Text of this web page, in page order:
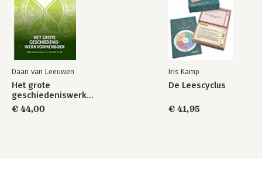
Bronnen
Bijlagen
Meer lezen
Daan van Leeuwen
Het grote
geschiedeniswerkvormenboek
€ 44,00
Iris Kamp
De Leescyclus
€ 41,95